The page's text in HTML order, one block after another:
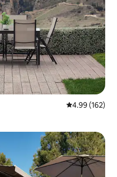
從 162 則評價
4.99 (162)